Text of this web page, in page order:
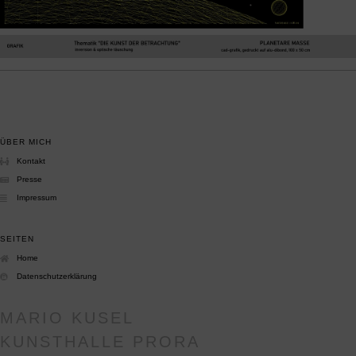
SEITEN
Home
Datenschutzerklärung
ÜBER MICH
Kontakt
Presse
Impressum